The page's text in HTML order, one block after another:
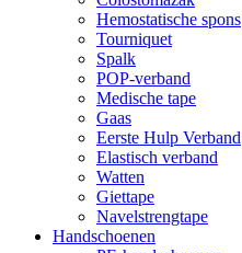
Hemostatische spons
Tourniquet
Spalk
POP-verband
Medische tape
Gaas
Eerste Hulp Verband
Elastisch verband
Watten
Giettape
Navelstrengtape
Handschoenen